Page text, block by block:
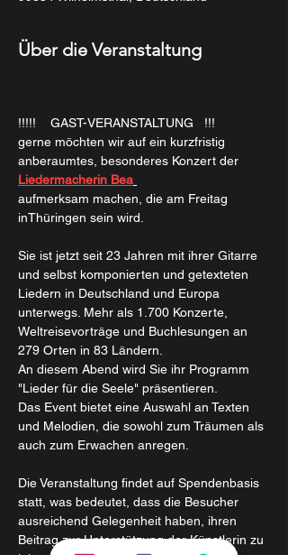
Über die Veranstaltung
!!!!!    GAST-VERANSTALTUNG   !!!
gerne möchten wir auf ein kurzfristig
anberaumtes, besonderes Konzert der
Liedermacherin Bea
aufmerksam machen, die am Freitag
inThüringen sein wird.
Sie ist jetzt seit 23 Jahren mit ihrer Gitarre
und selbst komponierten und getexteten
Liedern in Deutschland und Europa
unterwegs. Mehr als 1.700 Konzerte,
Weltreisevorträge und Buchlesungen an
279 Orten in 83 Ländern.
An diesem Abend wird Sie ihr Programm
"Lieder für die Seele" präsentieren.
Das Event bietet eine Auswahl an Texten
und Melodien, die sowohl zum Träumen als
auch zum Erwachen anregen.
Die Veranstaltung findet auf Spendenbasis
statt, was bedeutet, dass die Besucher
ausreichend Gelegenheit haben, ihren
Beitrag zur Unterstützung der Künstlerin zu